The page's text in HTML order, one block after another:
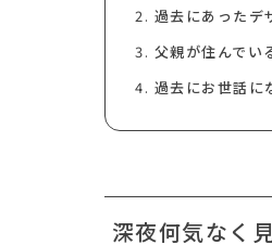
過去にあったデ
父親が住んでい
過去にお世話に
深夜何気なく